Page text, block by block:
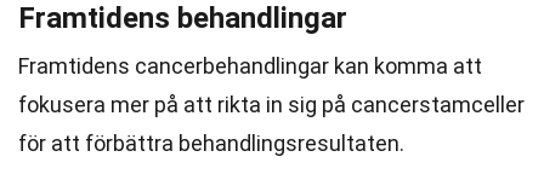
Framtidens behandlingar
Framtidens cancerbehandlingar kan komma att
fokusera mer på att rikta in sig på cancerstamceller
för att förbättra behandlingsresultaten.